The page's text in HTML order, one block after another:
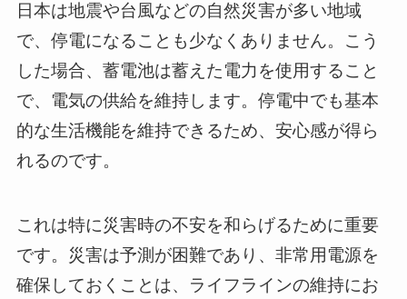
日本は地震や台風などの自然災害が多い地域
で、停電になることも少なくありません。こう
した場合、蓄電池は蓄えた電力を使用すること
で、電気の供給を維持します。停電中でも基本
的な生活機能を維持できるため、安心感が得ら
れるのです。
これは特に災害時の不安を和らげるために重要
です。災害は予測が困難であり、非常用電源を
確保しておくことは、ライフラインの維持にお